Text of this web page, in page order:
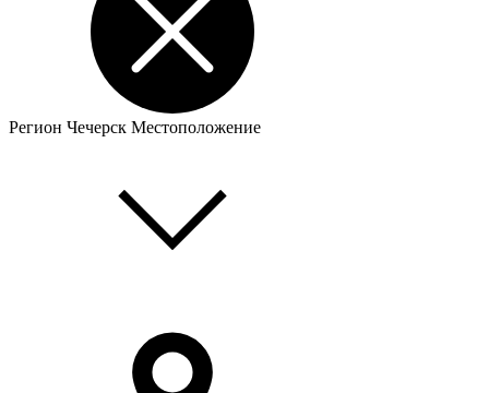
Регион Чечерск Местоположение